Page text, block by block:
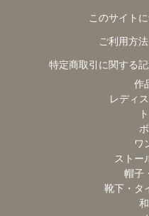
このサイト
ご利用方法
特定商取引に関する
作
レディ
ワ
ストー
帽子
靴下・タ